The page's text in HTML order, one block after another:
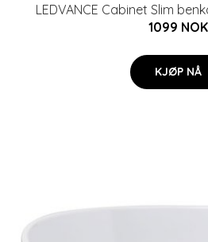
LEDVANCE Cabinet Slim
1099 NOK
KJØP NÅ